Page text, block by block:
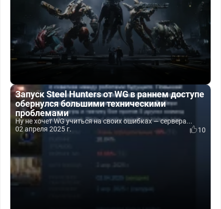
Запуск Steel Hunters от WG в раннем доступе
обернулся большими техническими
проблемами
Ну не хочет WG учиться на своих ошибках — сервера...
02 апреля 2025 г.
10